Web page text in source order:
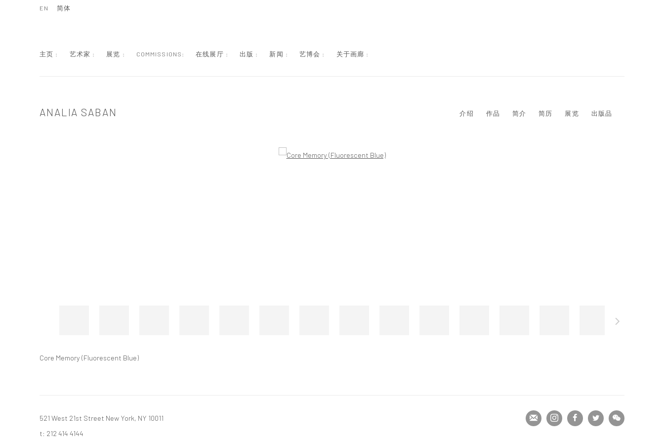
主页 : 艺术家 : 展览 : COMMISSIONS: 在线展厅 : 出版 : 新闻 : 艺博会 : 关于画廊 :
EN 简体
ANALIA SABAN 介绍 作品 简介 简历 展览 出版品
Core Memory (Fluorescent Blue)
521 West 21st Street New York, NY 10011
t: 212 414 4144